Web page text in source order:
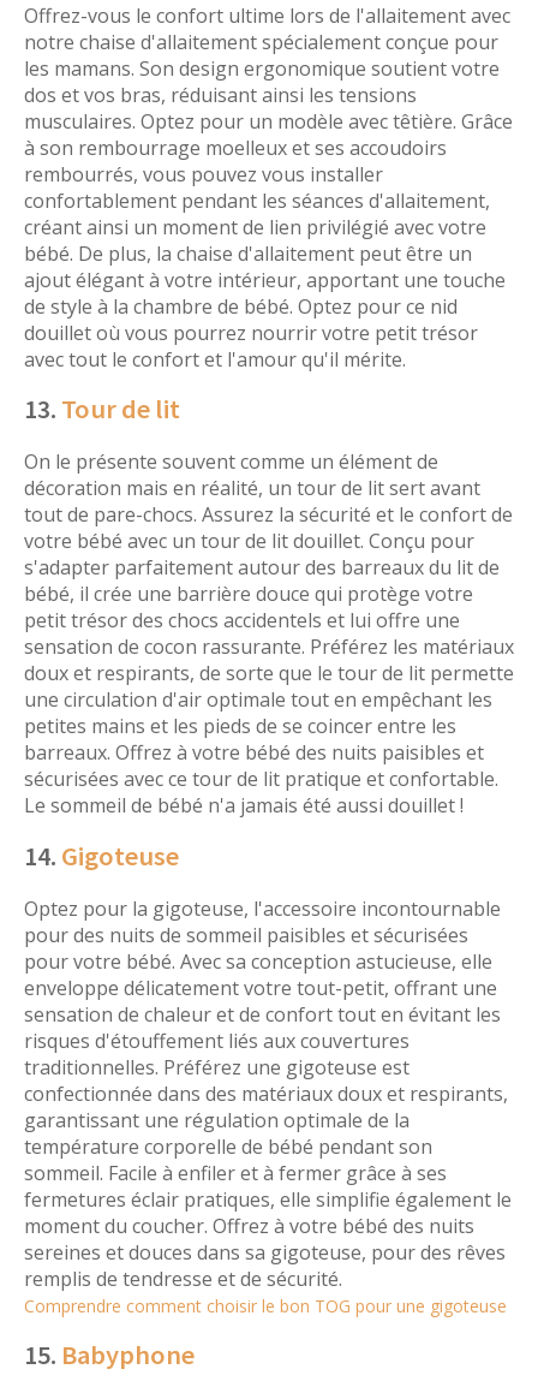
Offrez-vous le confort ultime lors de l'allaitement avec
notre chaise d'allaitement spécialement conçue pour
les mamans. Son design ergonomique soutient votre
dos et vos bras, réduisant ainsi les tensions
musculaires. Optez pour un modèle avec têtière. Grâce
à son rembourrage moelleux et ses accoudoirs
rembourrés, vous pouvez vous installer
confortablement pendant les séances d'allaitement,
créant ainsi un moment de lien privilégié avec votre
bébé. De plus, la chaise d'allaitement peut être un
ajout élégant à votre intérieur, apportant une touche
de style à la chambre de bébé. Optez pour ce nid
douillet où vous pourrez nourrir votre petit trésor
avec tout le confort et l'amour qu'il mérite.
13. Tour de lit
On le présente souvent comme un élément de
décoration mais en réalité, un tour de lit sert avant
tout de pare-chocs. Assurez la sécurité et le confort de
votre bébé avec un tour de lit douillet. Conçu pour
s'adapter parfaitement autour des barreaux du lit de
bébé, il crée une barrière douce qui protège votre
petit trésor des chocs accidentels et lui offre une
sensation de cocon rassurante. Préférez les matériaux
doux et respirants, de sorte que le tour de lit permette
une circulation d'air optimale tout en empêchant les
petites mains et les pieds de se coincer entre les
barreaux. Offrez à votre bébé des nuits paisibles et
sécurisées avec ce tour de lit pratique et confortable.
Le sommeil de bébé n'a jamais été aussi douillet !
14. Gigoteuse
Optez pour la gigoteuse, l'accessoire incontournable
pour des nuits de sommeil paisibles et sécurisées
pour votre bébé. Avec sa conception astucieuse, elle
enveloppe délicatement votre tout-petit, offrant une
sensation de chaleur et de confort tout en évitant les
risques d'étouffement liés aux couvertures
traditionnelles. Préférez une gigoteuse est
confectionnée dans des matériaux doux et respirants,
garantissant une régulation optimale de la
température corporelle de bébé pendant son
sommeil. Facile à enfiler et à fermer grâce à ses
fermetures éclair pratiques, elle simplifie également le
moment du coucher. Offrez à votre bébé des nuits
sereines et douces dans sa gigoteuse, pour des rêves
remplis de tendresse et de sécurité.
Comprendre comment choisir le bon TOG pour une gigoteuse
15. Babyphone